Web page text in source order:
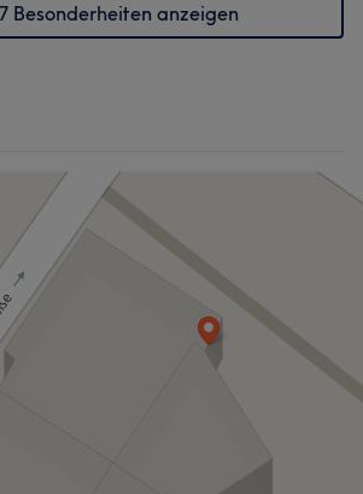
Besonderheiten anzeigen